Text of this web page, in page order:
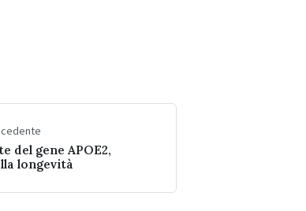
del gene APOE2,
longevità